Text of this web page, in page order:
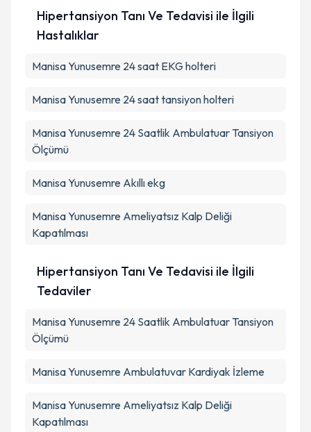
Hipertansiyon Tanı Ve Tedavisi ile İlgili
Hastalıklar
Manisa Yunusemre 24 saat EKG holteri
Manisa Yunusemre 24 saat tansiyon holteri
Manisa Yunusemre 24 Saatlik Ambulatuar Tansiyon
Ölçümü
Manisa Yunusemre Akıllı ekg
Manisa Yunusemre Ameliyatsız Kalp Deliği
Kapatılması
Hipertansiyon Tanı Ve Tedavisi ile İlgili
Tedaviler
Manisa Yunusemre 24 Saatlik Ambulatuar Tansiyon
Ölçümü
Manisa Yunusemre Ambulatuvar Kardiyak İzleme
Manisa Yunusemre Ameliyatsız Kalp Deliği
Kapatılması